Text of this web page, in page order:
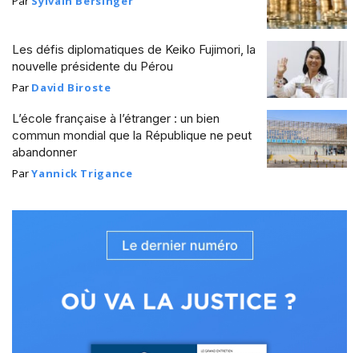
Les défis diplomatiques de Keiko Fujimori, la
nouvelle présidente du Pérou
Par David Biroste
L’école française à l’étranger : un bien
commun mondial que la République ne peut
abandonner
ParYannick Trigance